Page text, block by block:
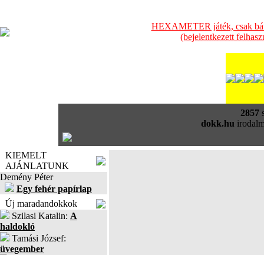
HEXAMETER játék, csak
(bejelentkezett
2857
dokk.hu
KIEMELT
AJÁNLATUNK
Demény Péter
Egy fehér papírlap
Új maradandokkok
Szilasi Katalin: A
haldokló
Tamási József:
üvegember